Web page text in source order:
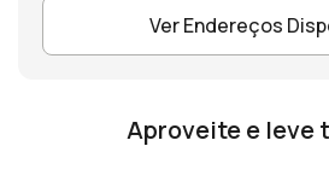
Ver Endereços
Aproveite e leve